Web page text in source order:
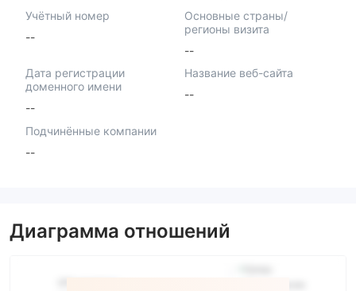
Учётный номер
--
Основные страны/
регионы визита
--
Дата регистрации
доменного имени
--
Название веб-сайта
--
Подчинённые компании
--
Диаграмма отношений